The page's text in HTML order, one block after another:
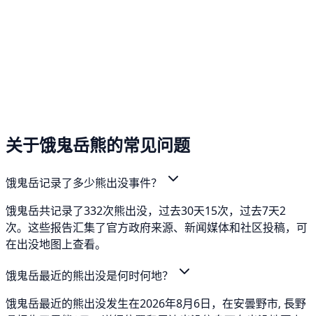
关于饿鬼岳熊的常见问题
饿鬼岳记录了多少熊出没事件？
饿鬼岳共记录了332次熊出没，过去30天15次，过去7天2
次。这些报告汇集了官方政府来源、新闻媒体和社区投稿，可
在出没地图上查看。
饿鬼岳最近的熊出没是何时何地？
饿鬼岳最近的熊出没发生在2026年8月6日，在安曇野市, 長野